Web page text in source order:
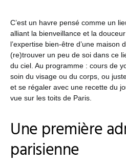
C’est un havre pensé comme un
alliant la bienveillance et la
l’expertise bien-être d’une maison
(re)trouver un peu de soi dans ce
du ciel. Au programme : cours de
soin du visage ou du corps, ou
et se régaler avec une recette du
vue sur les toits de Paris.
Une première
parisienne